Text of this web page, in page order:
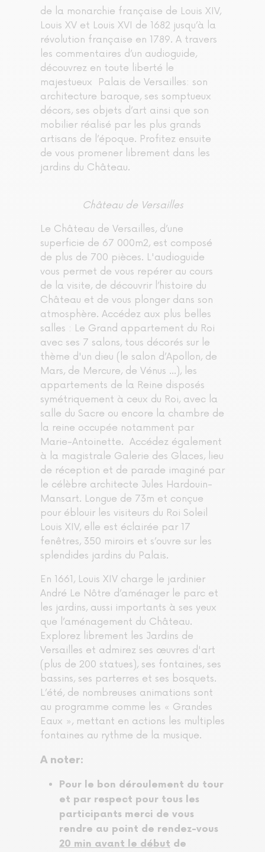
de la monarchie française de Louis XIV,
Louis XV et Louis XVI de 1682 jusqu’à la
révolution française en 1789. A travers
les commentaires d’un audioguide,
découvrez en toute liberté le
majestueux Palais de Versailles: son
architecture baroque, ses somptueux
décors, ses objets d’art ainsi que son
mobilier réalisé par les plus grands
artisans de l’époque. Profitez ensuite
de vous promener librement dans les
jardins du Château.
Château de Versailles
Le Château de Versailles, d’une
superficie de 67 000m2, est composé
de plus de 700 pièces. L'audioguide
vous permet de vous repérer au cours
de la visite, de découvrir l’histoire du
Château et de vous plonger dans son
atmosphère. Accédez aux plus belles
salles : Le Grand appartement du Roi
avec ses 7 salons, tous décorés sur le
thème d'un dieu (le salon d’Apollon, de
Mars, de Mercure, de Vénus …), les
appartements de la Reine disposés
symétriquement à ceux du Roi, avec la
salle du Sacre ou encore la chambre de
la reine occupée notamment par
Marie-Antoinette. Accédez également
à la magistrale Galerie des Glaces, lieu
de réception et de parade imaginé par
le célèbre architecte Jules Hardouin-
Mansart. Longue de 73m et conçue
pour éblouir les visiteurs du Roi Soleil
Louis XIV, elle est éclairée par 17
fenêtres, 350 miroirs et s’ouvre sur les
splendides jardins du Palais.
En 1661, Louis XIV charge le jardinier
André Le Nôtre d’aménager le parc et
les jardins, aussi importants à ses yeux
que l’aménagement du Château.
Explorez librement les Jardins de
Versailles et admirez ses œuvres d'art
(plus de 200 statues), ses fontaines, ses
bassins, ses parterres et ses bosquets.
L’été, de nombreuses animations sont
au programme comme les « Grandes
Eaux », mettant en actions les multiples
fontaines au rythme de la musique.
A noter:
Pour le bon déroulement du tour
et par respect pour tous les
participants merci de vous
rendre au point de rendez-vous
20 min avant le début de